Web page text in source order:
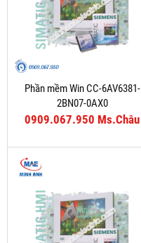
Phần mềm Win CC-6AV6381-
2BN07-0AX0
0909.067.950 Ms.Châu